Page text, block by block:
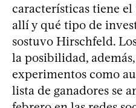
características tiene el
allí y qué tipo de
sostuvo Hirschfeld.
la posibilidad,
experimentos como
lista de ganadores se